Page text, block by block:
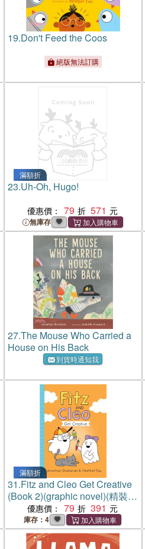
19.Don't Feed the Coos
絕版無法訂購
滿額折
23.Uh-Oh, Hugo!
優惠價： 79 571
無庫存
27.The Mouse Who Carried a
House on His Back
到貨時通知我
滿額折
31.Fitz and Cleo Get Creative
(Book 2)(graphic novel)(精裝
優惠價： 79 391
庫存：4